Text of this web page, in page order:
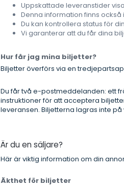
Uppskattade leveranstider
Denna information finns
Du kan kontrollera status för
Vi garanterar att du får dina
Hur får jag mina biljetter?
Biljetter överförs via en
Du får två e-postmeddelanden: ett
instruktioner för att acceptera
leveransen. Biljetterna lagras inte
Är du en säljare?
Här är viktig information om din
Äkthet för biljetter